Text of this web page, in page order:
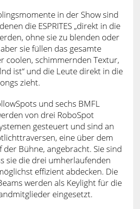
in der Show sind
die ESPRITES „direkt in die
ohne sie zu blenden oder
sie füllen das gesamte
coolen, schimmernden Textur,
ist“ und die Leute direkt in die
zieht.
und sechs BMFL
von drei RoboSpot
gesteuert und sind an
eine über dem
der Bühne, angebracht. Sie sind
sie die drei umherlaufenden
effizient abdecken. Die
werden als Keylight für die
eingesetzt.